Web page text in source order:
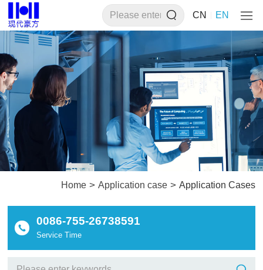
CN EN
Home > Application case > Application Cases
0086-755-26738591
Service Time